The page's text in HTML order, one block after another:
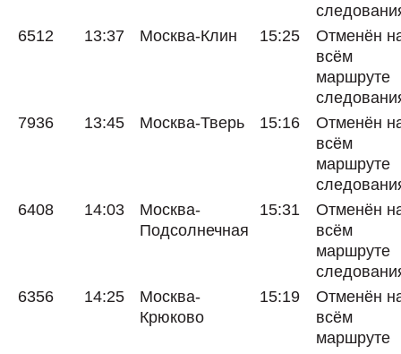
6512
13:37 Москва-Клин 15:25
Отменён
всём
маршруте
7936
13:45 Москва-Тверь 15:16
Отменён
всём
маршруте
6408
14:03
Москва-
Подсолнечная
15:31
Отменён
всём
маршруте
6356
14:25
Москва-
Крюково
15:19
Отменён
всём
маршруте